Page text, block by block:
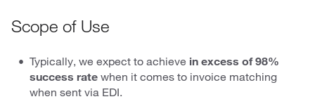
Scope of Use
Typically, we expect to achieve in excess of 98%
success rate when it comes to invoice matching
when sent via EDI.